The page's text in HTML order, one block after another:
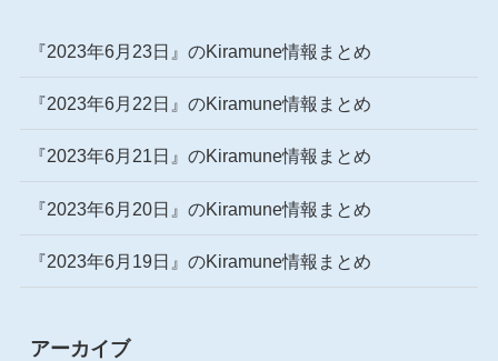
『2023年6月23日』のKiramune情報まとめ
『2023年6月22日』のKiramune情報まとめ
『2023年6月21日』のKiramune情報まとめ
『2023年6月20日』のKiramune情報まとめ
『2023年6月19日』のKiramune情報まとめ
アーカイブ